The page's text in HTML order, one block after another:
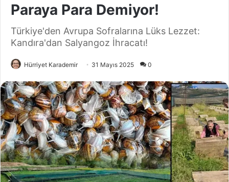
Paraya Para Demiyor!
Türkiye'den Avrupa Sofralarına Lüks Lezzet:
Kandıra'dan Salyangoz İhracatı!
Hürriyet Karademir 31 Mayıs 2025 0